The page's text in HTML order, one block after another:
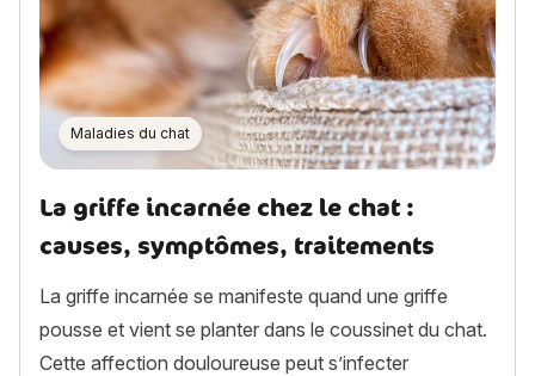
Maladies du chat
La griffe incarnée chez le chat :
causes, symptômes, traitements
La griffe incarnée se manifeste quand une griffe
pousse et vient se planter dans le coussinet du chat.
Cette affection douloureuse peut s’infecter